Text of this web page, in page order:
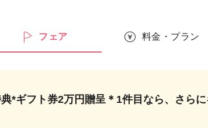
フェア 料金・プラン